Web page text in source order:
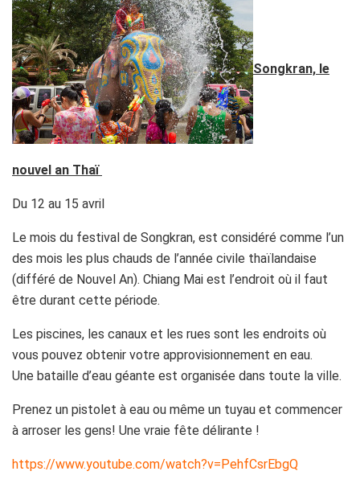
Songkran, le
nouvel an Thaï
Du 12 au 15 avril
Le mois du festival de Songkran, est considéré comme l’un
des mois les plus chauds de l’année civile thaïlandaise
(différé de Nouvel An). Chiang Mai est l’endroit où il faut
être durant cette période.
Les piscines, les canaux et les rues sont les endroits où
vous pouvez obtenir votre approvisionnement en eau.
Une bataille d’eau géante est organisée dans toute la ville.
Prenez un pistolet à eau ou même un tuyau et commencer
à arroser les gens! Une vraie fête délirante !
https://www.youtube.com/watch?v=PehfCsrEbgQ